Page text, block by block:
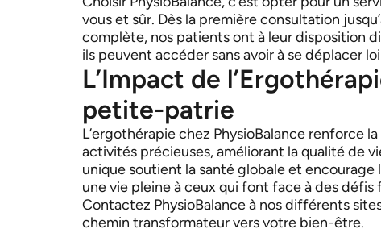
vous et sûr. Dès la première consultation
complète, nos patients ont à leur disposition
ils peuvent accéder sans avoir à se déplacer
L’Impact de
petite-patrie
L’ergothérapie chez PhysioBalance renforce
activités précieuses, améliorant la qualité de
unique soutient la santé globale et encourage
une vie pleine à ceux qui font face à des défis
Contactez PhysioBalance à nos différents
chemin transformateur vers votre bien-être.